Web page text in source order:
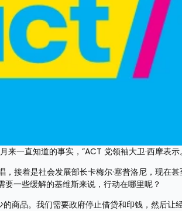
来一直知道的事实，”ACT 党领袖大卫·西摩表示
接着是社会发展部长卡梅尔·塞普洛尼，现在
一些缓解的基维斯来说，行动在哪里呢？
商品。我们需要政府停止借贷和印钱，然后让